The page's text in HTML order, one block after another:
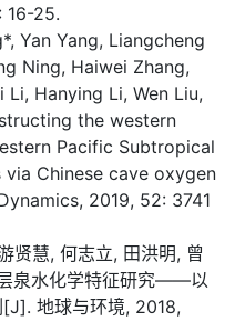
16-25.
Yan Yang, Liangcheng
Ning, Haiwei Zhang,
Li, Hanying Li, Wen Liu,
the western
Pacific Subtropical
Chinese cave oxygen
2019, 52: 3741
贤慧, 何志立, 田洪明, 曾
泉水化学特征研究——以
地球与环境, 2018,